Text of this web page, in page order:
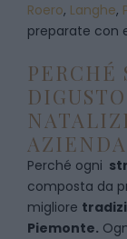
Roero, Langhe,
preparate con
PERCHÉ
Perché ogni
composta da
migliore
Piemonte.